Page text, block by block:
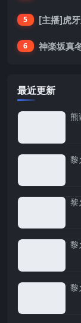
5
6 神楽坂真
最近更新
熊
黎
黎
黎
黎